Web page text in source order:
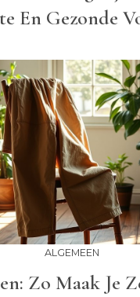
En Gezonde
ALGEMEEN
Zo Maak Je